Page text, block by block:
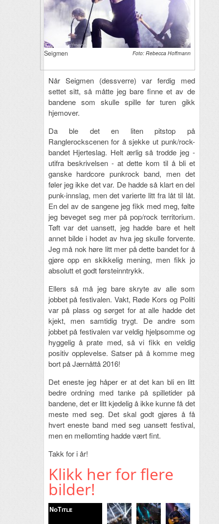
Seigmen Foto: Rebecca Hoffmann
Når Seigmen (dessverre) var ferdig med
settet sitt, så måtte jeg bare finne et av de
bandene som skulle spille før turen gikk
hjemover.
Da ble det en liten pitstop på
Ranglerockscenen for å sjekke ut punk/rock-
bandet Hjerteslag. Helt ærlig så trodde jeg -
utifra beskrivelsen - at dette kom til å bli et
ganske hardcore punkrock band, men det
føler jeg ikke det var. De hadde så klart en del
punk-innslag, men det varierte litt fra låt til låt.
En del av de sangene jeg fikk med meg, følte
jeg beveget seg mer på pop/rock territorium.
Tøft var det uansett, jeg hadde bare et helt
annet bilde i hodet av hva jeg skulle forvente.
Jeg må nok høre litt mer på dette bandet for å
gjøre opp en skikkelig mening, men fikk jo
absolutt et godt førsteinntrykk.
Ellers så må jeg bare skryte av alle som
jobbet på festivalen. Vakt, Røde Kors og Politi
var på plass og sørget for at alle hadde det
kjekt, men samtidig trygt. De andre som
jobbet på festivalen var veldig hjelpsomme og
hyggelig å prate med, så vi fikk en veldig
positiv opplevelse. Satser på å komme meg
bort på Jærnåttå 2016!
Det eneste jeg håper er at det kan bli en litt
bedre ordning med tanke på spilletider på
bandene, det er litt kjedelig å ikke kunne få det
meste med seg. Det skal godt gjøres å få
hvert eneste band med seg uansett festival,
men en mellomting hadde vært fint.
Takk for i år!
Klikk her for flere
bilder!
NoTitle